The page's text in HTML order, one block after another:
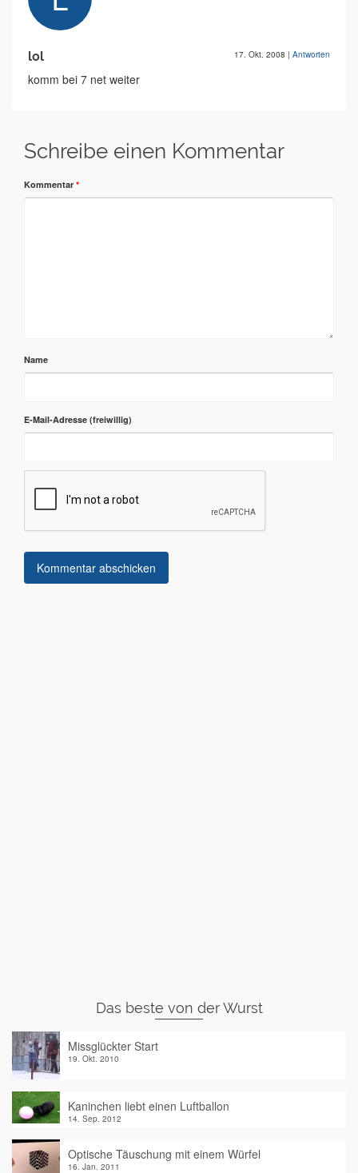
lol 17. Okt. 2008 | Antworten
komm bei 7 net weiter
Schreibe einen Kommentar
Kommentar *
Name
E-Mail-Adresse
Das beste von der Wurst
Missglückter Start
19. Okt. 2010
Kaninchen liebt einen Luftballon
14. Sep. 2012
Optische Täuschung mit einem Würfel
16. Jan. 2011